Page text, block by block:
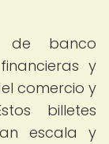
de banco
y
comercio y
billetes
escala y